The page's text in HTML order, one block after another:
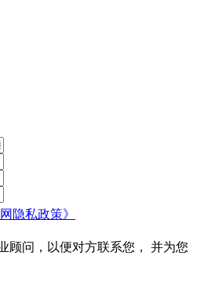
隐私政策》
顾问，以便对方联系您， 并为您